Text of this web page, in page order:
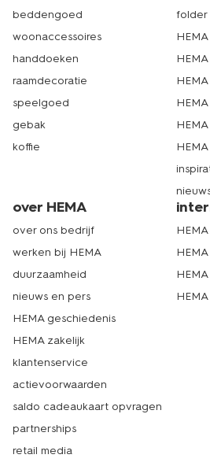
beddengoed
woonaccessoires
handdoeken
raamdecoratie
speelgoed
gebak
koffie
folder
over HEMA
over ons bedrijf
werken bij HEMA
duurzaamheid
nieuws en pers
HEMA geschiedenis
HEMA zakelijk
klantenservice
actievoorwaarden
saldo cadeaukaart opvragen
partnerships
retail media